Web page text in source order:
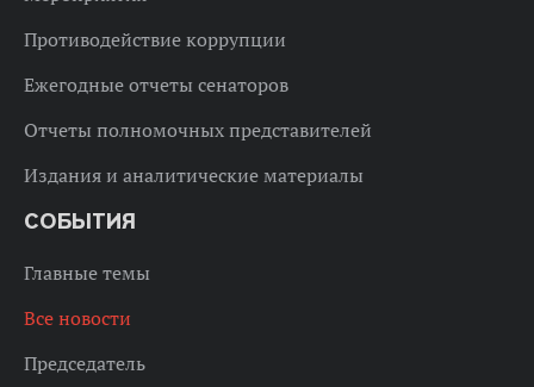
Противодействие коррупции
Ежегодные отчеты сенаторов
Отчеты полномочных представителей
Издания и аналитические материалы
СОБЫТИЯ
Главные темы
Все новости
Председатель